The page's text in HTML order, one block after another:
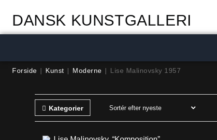
DANSK KUNSTGALLERI
Forside | Kunst | Moderne | Lise Malinovsky 1957
Kategorier